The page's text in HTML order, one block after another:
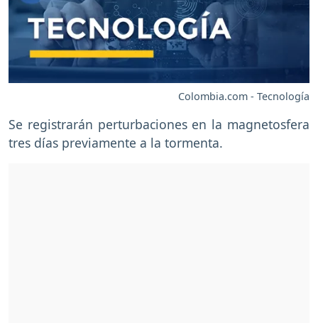
Colombia.com - Tecnología
Se registrarán perturbaciones en la magnetosfera
tres días previamente a la tormenta.